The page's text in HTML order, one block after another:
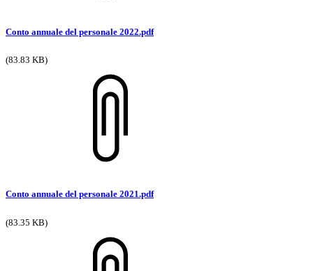
Conto annuale del personale 2022.pdf
(83.83 KB)
Conto annuale del personale 2021.pdf
(83.35 KB)